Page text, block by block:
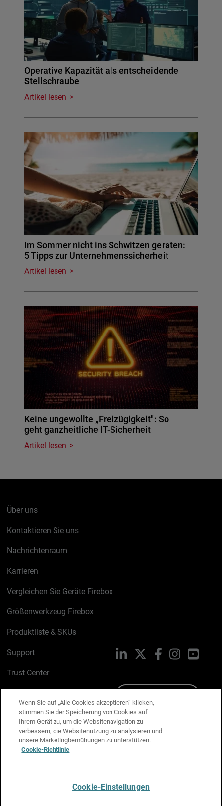
Operative Kapazität als entscheidende
Stellschraube
Artikel lesen
Im Sommer nicht ins Schwitzen geraten:
5 Tipps zur Unternehmenssicherheit
Artikel lesen
Keine ungewollte „Freizügigkeit": So
geht ganzheitliche IT-Sicherheit
Artikel lesen
Über uns
Kontaktieren Sie uns
Nachrichtenraum
Karrieren
Vergleichen Sie Geräte Firebox
Größenwerkzeug Firebox
Produktliste & SKUs
Support
Trust Center
Cookie-Richtlinie
Datenschutzrichtlinie
Media & Brand Kit
LinkedIn FacebookInstagram
Wenn Sie auf „Alle Cookies akzeptieren“ klicken,
stimmen Sie der Speicherung von Cookies auf
Ihrem Gerät zu, um die Websitenavigation zu
verbessern, die Websitenutzung zu analysieren und
unsere Marketingbemühungen zu unterstützen.
Cookie-Richtlinie
Cookie-Einstellungen